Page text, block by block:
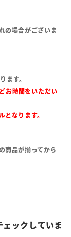
の場合がございま
ます。
お時間をいただい
なります。
商品が揃ってから
ックしていま